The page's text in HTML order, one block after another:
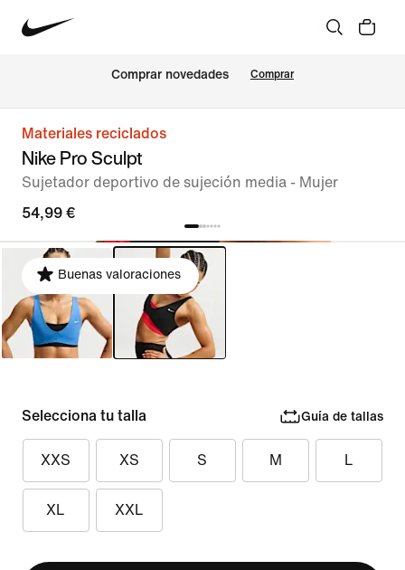
Comprar novedades Comprar
Materiales reciclados
Nike Pro Sculpt
Sujetador deportivo de sujeción media - Mujer
54,99 €
Buenas valoraciones
Selecciona tu talla Guía de tallas
XXS XS S M L
XL XXL